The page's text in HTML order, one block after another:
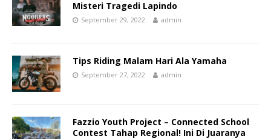
Misteri Tragedi Lapindo
September 29, 2022 admin
Tips Riding Malam Hari Ala Yamaha
September 27, 2022 admin
Fazzio Youth Project – Connected School
Contest Tahap Regional! Ini Di Juaranya